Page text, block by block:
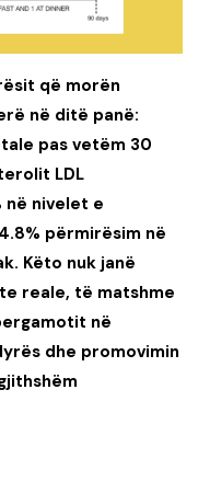
që morën
në ditë panë:
pas vetëm 30
LDL
në nivelet e
përmirësim në
Këto nuk janë
reale, të matshme
në
dhe promovimin